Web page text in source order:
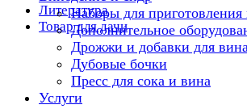
Литература
Товар для дачи
Наборы для приготовления
Дополнительное
Дрожжи и добавки для
Дубовые бочки
Пресс для сока и вина
Услуги